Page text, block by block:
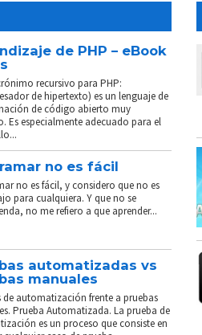
de PHP – eBook
recursivo para PHP:
de hipertexto) es un lenguaje de
de código abierto muy
Es especialmente adecuado para el
no es fácil
no es fácil, y considero que no es
para cualquiera. Y que no se
no me refiero a que aprender...
automatizadas vs
manuales
de automatización frente a pruebas
Prueba Automatizada. La prueba de
es un proceso que consiste en